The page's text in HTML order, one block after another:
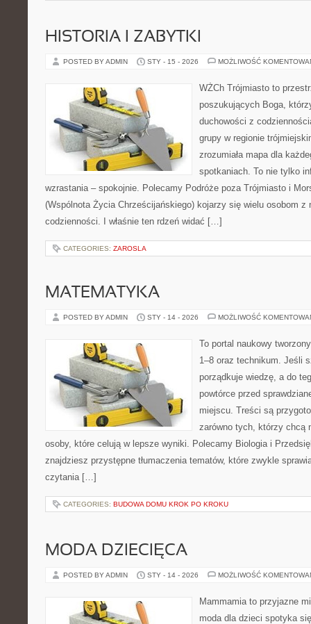
HISTORIA I ZABYTKI
POSTED BY ADMIN STY - 15 - 2026 MOŻLIWOŚĆ
WŻCh Trójmiasto to
poszukujących Boga,
duchowości z
grupy w regionie
zrozumiała mapa dla
spotkaniach. To nie tylko
wzrastania – spokojnie. Polecamy Podróże poza Trójmiasto i
(Wspólnota Życia Chrześcijańskiego) kojarzy się wielu osobom z
codzienności. I właśnie ten rdzeń widać […]
CATEGORIES: ZAROSLA
MATEMATYKA
POSTED BY ADMIN STY - 14 - 2026 MOŻLIWOŚĆ
To portal naukowy
1–8 oraz technikum. Jeśli
porządkuje wiedzę, a do
powtórce przed
miejscu. Treści są
zarówno tych, którzy chcą
osoby, które celują w lepsze wyniki. Polecamy Biologia i
znajdziesz przystępne tłumaczenia tematów, które zwykle
czytania […]
CATEGORIES: BUDOWA DOMU KROK PO KROKU
MODA DZIECIĘCA
POSTED BY ADMIN STY - 14 - 2026 MOŻLIWOŚĆ
Mammamia to przyjazne
moda dla dzieci spotyka